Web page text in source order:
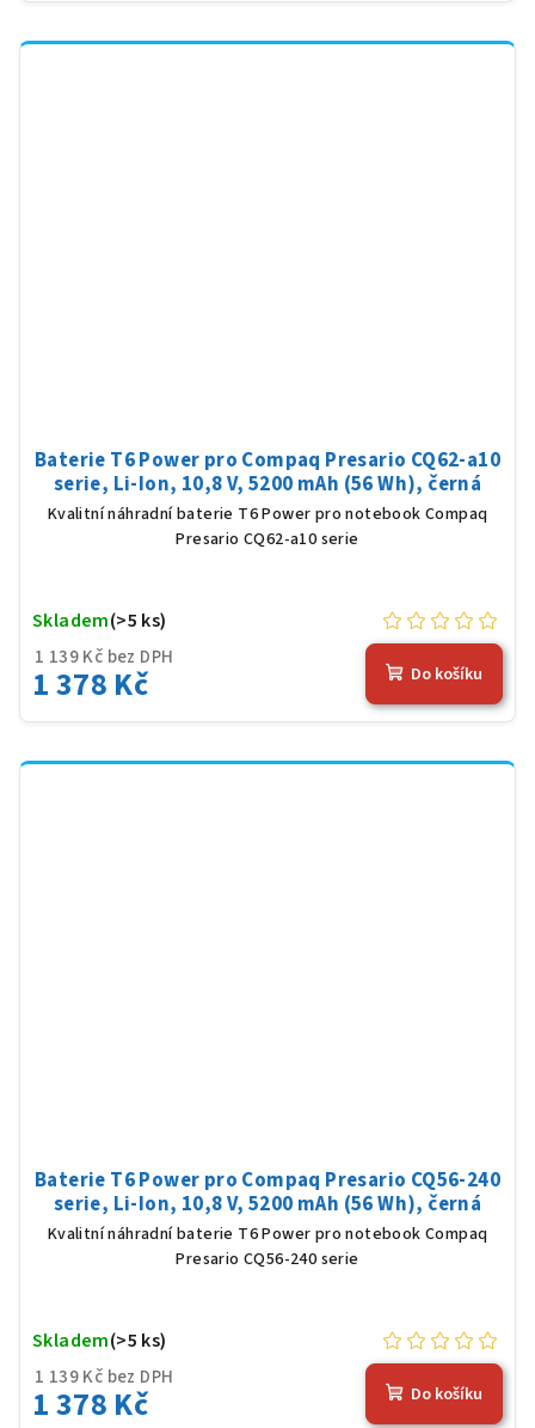
Baterie T6 Power pro Compaq Presario CQ62-a10
serie, Li-Ion, 10,8 V, 5200 mAh (56 Wh), černá
Kvalitní náhradní baterie T6 Power pro notebook Compaq
Presario CQ62-a10 serie
1 139 Kč bez DPH
1 378 Kč
Skladem(>5 ks)
Do košíku
Baterie T6 Power pro Compaq Presario CQ56-240
serie, Li-Ion, 10,8 V, 5200 mAh (56 Wh), černá
Kvalitní náhradní baterie T6 Power pro notebook Compaq
Presario CQ56-240 serie
1 139 Kč bez DPH
1 378 Kč
Skladem(>5 ks)
Do košíku